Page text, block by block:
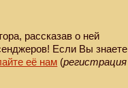
рассказав о ней
Если Вы знаете
её нам (регистрация